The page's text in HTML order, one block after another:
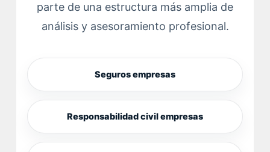
parte de una estructura más amplia de
análisis y asesoramiento profesional.
Seguros empresas
Responsabilidad civil empresas